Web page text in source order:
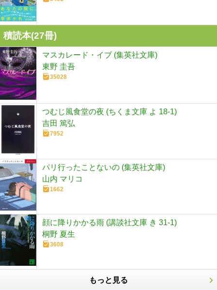
積読本(27冊)
マスカレード・イブ (集英社文庫)
東野 圭吾
35028
つむじ風食堂の夜 (ちくま文庫 よ 18-1)
吉田 篤弘
7952
パリ行ったことないの (集英社文庫)
山内 マリコ
1662
顔に降りかかる雨 (講談社文庫 き 31-1)
桐野 夏生
3608
もっと見る